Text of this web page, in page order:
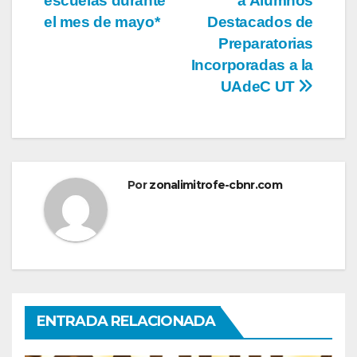
entradas
Destacados de
Preparatorias
Incorporadas a la
UAdeC UT
el mes de mayo*
Porzonalimitrofe-cbnr.com
ENTRADA RELACIONADA